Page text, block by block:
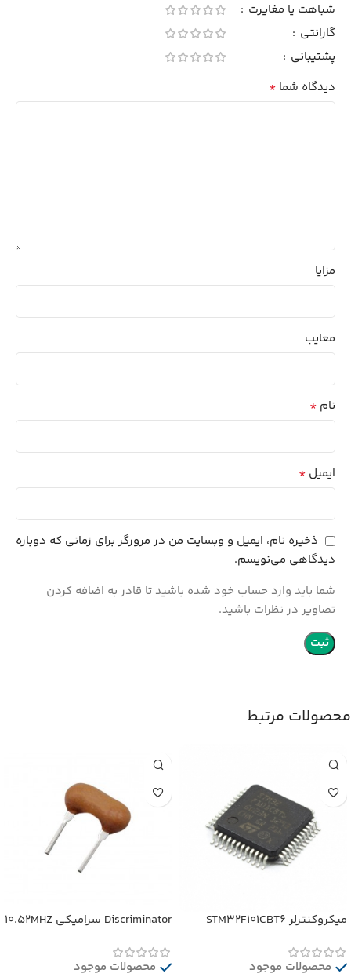
شباهت یا مغایرت
گارانتی
پشتیبانی
دیدگاه شما *
مزایا
معایب
نام *
ایمیل *
ذخیره نام، ایمیل و وبسایت من در مرورگر برای زمانی که دوباره
دیدگاهی می‌نویسم.
شما باید وارد حساب خود شده باشید تا قادر به اضافه کردن
تصاویر در نظرات باشید.
محصولات مرتبط
میکروکنترلر STM32F101CBT6
محصولات موجود
Discriminator سرامیکی 10.52MHZ
محصولات موجود